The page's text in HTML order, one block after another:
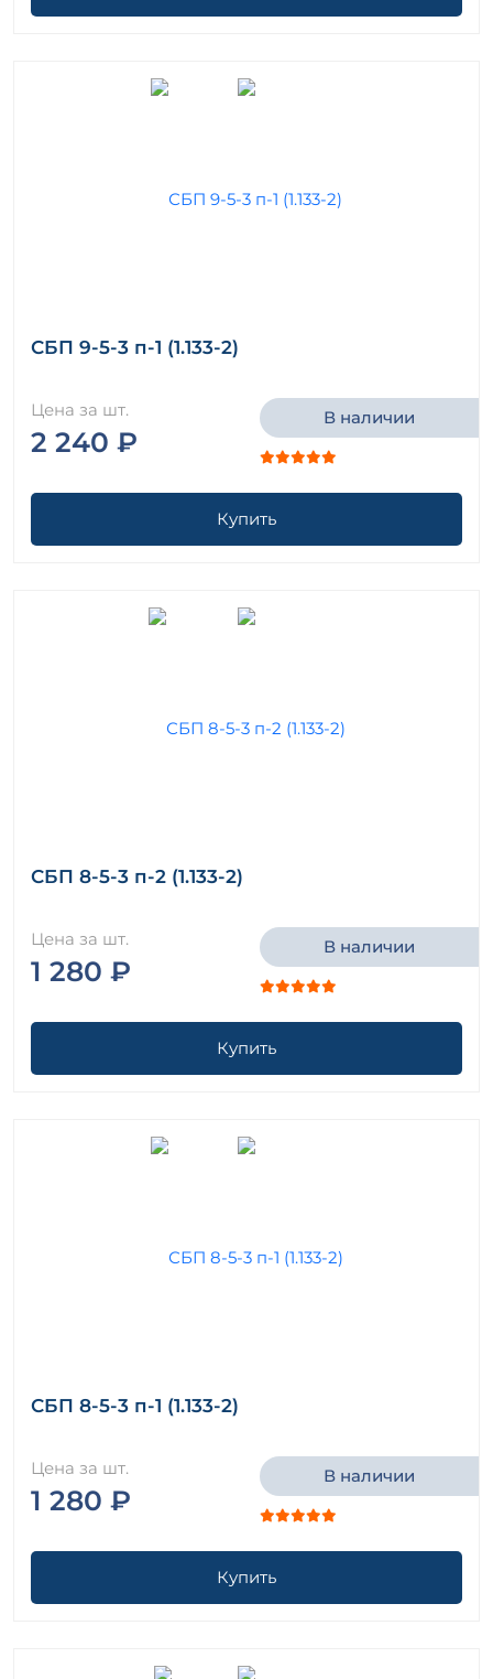
СБП 9-5-3 п-1 (1.133-2)
Цена за шт.
2 240 ₽
В наличии
Купить
СБП 8-5-3 п-2 (1.133-2)
Цена за шт.
1 280 ₽
В наличии
Купить
СБП 8-5-3 п-1 (1.133-2)
Цена за шт.
1 280 ₽
В наличии
Купить